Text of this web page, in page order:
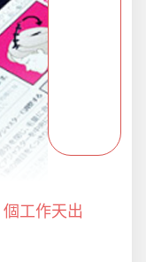
個工作天出